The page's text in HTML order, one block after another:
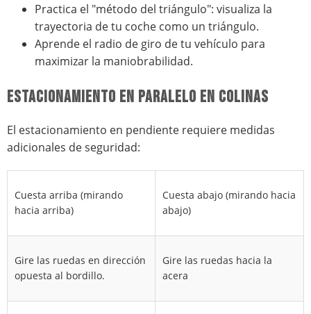
Practica el "método del triángulo": visualiza la
trayectoria de tu coche como un triángulo.
Aprende el radio de giro de tu vehículo para
maximizar la maniobrabilidad.
ESTACIONAMIENTO EN PARALELO EN COLINAS
El estacionamiento en pendiente requiere medidas
adicionales de seguridad:
Cuesta arriba (mirando
hacia arriba)
Cuesta abajo (mirando hacia
abajo)
Gire las ruedas en dirección
opuesta al bordillo.
Gire las ruedas hacia la
acera